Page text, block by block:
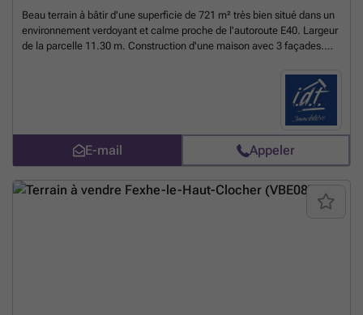
Beau terrain à bâtir d'une superficie de 721 m² très bien situé dans un
environnement verdoyant et calme proche de l'autoroute E40. Largeur
de la parcelle 11.30 m. Construction d'une maison avec 3 façades.
E-mail Appeler